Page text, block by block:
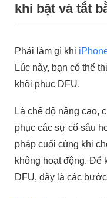
khi bật và tắt
Phải làm gì khi
Lúc này, bạn có thể
khôi phục DFU.
Là chế độ nâng cao,
phục các sự cố sâu
pháp cuối cùng khi
không hoạt động. Để
DFU, đây là các